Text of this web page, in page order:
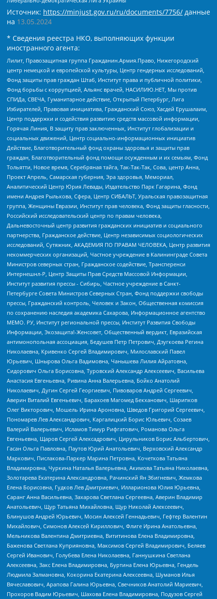
Источник: https://minjust.gov.ru/ru/documents/7756/ данные
на 13.05.2024
* Сведения реестра НКО, выполняющих функции
иностранного агента:
Лилит, Правозащитная группа Гражданин.Армия.Право, Нижегородский
центр немецкой и европейской культуры, Центр гендерных исследований,
Фонд защиты прав граждан Штаб, Институт права и публичной политики,
Фонд борьбы с коррупцией, Альянс врачей, НАСИЛИЮ.НЕТ, Мы против
СПИДа, СВЕЧА, Гуманитарное действие, Открытый Петербург, Лига
Избирателей, Правовая инициатива, Гражданский Союз, Хасдей Ерушалаим,
Центр поддержки и содействия развитию средств массовой информации,
Горячая Линия, В защиту прав заключенных, Институт глобализации и
социальных движений, Центр социально-информационных инициатив
Действие, Благотворительный фонд охраны здоровья и защиты прав
граждан, Благотворительный фонд помощи осужденным и их семьям, Фонд
Тольятти, Новое время, Серебряная тайга, Так-Так-Так, Сова, центр Анна,
Проект Апрель, Самарская губерния, Эра здоровья, Мемориал,
Аналитический Центр Юрия Левады, Издательство Парк Гагарина, Фонд
имени Андрея Рылькова, Сфера, Центр СИБАЛЬТ, Уральская правозащитная
группа, Женщины Евразии, Институт прав человека, Фонд защиты гласности,
Российский исследовательский центр по правам человека,
Дальневосточный центр развития гражданских инициатив и социального
партнерства, Гражданское действие, Центр независимых социологических
исследований, Сутяжник, АКАДЕМИЯ ПО ПРАВАМ ЧЕЛОВЕКА, Центр развития
некоммерческих организаций, Частное учреждение в Калининграде Совета
Министров северных стран, Гражданское содействие, Трансперенси
Интернешнл-Р, Центр Защиты Прав Средств Массовой Информации,
Институт развития прессы - Сибирь, Частное учреждение в Санкт-
Петербурге Совета Министров Северных Стран, Фонд поддержки свободы
прессы, Гражданский контроль, Человек и Закон, Общественная комиссия
по сохранению наследия академика Сахарова, Информационное агентство
МЕМО. РУ, Институт региональной прессы, Институт Развития Свободы
Информации, Экозащита!-Женсовет, Общественный вердикт, Евразийская
антимонопольная ассоциация, Бедушев Петр Петрович, Дзугкоева Регина
Николаевна, Кривенко Сергей Владимирович, Милославский Павел
Юрьевич, Шнырова Ольга Вадимовна, Чанышева Лилия Айратовна,
Сидорович Ольга Борисовна, Туровский Александр Алексеевич, Васильева
Анастасия Евгеньевна, Ривина Анна Валерьевна, Бойко Анатолий
Николаевич, Дугин Сергей Георгиевич, Пивоваров Андрей Сергеевич,
Аверин Виталий Евгеньевич, Барахоев Магомед Бекханович, Шарипков
Олег Викторович, Мошель Ирина Ароновна, Шведов Григорий Сергеевич,
Пономарев Лев Александрович, Каргалицкий Борис Юльевич, Созаев
Валерий Валерьевич, Исламов Тимур Рифгатович, Романова Ольга
Евгеньевна, Щаров Сергей Алексадрович, Цирульников Борис Альбертович,
Гасан Ольга Павловна, Паутов Юрий Анатольевич, Верховский Александр
Маркович, Пислакова-Паркер Марина Петровна, Кочеткова Татьяна
Владимировна, Чуркина Наталья Валерьевна, Акимова Татьяна Николаевна,
Золотарева Екатерина Александровна, Рачинский Ян Збигневич, Жемкова
Елена Борисовна, Гудков Лев Дмитриевич, Илларионова Юлия Юрьевна,
Саранг Анна Васильевна, Захарова Светлана Сергеевна, Аверин Владимир
Анатольевич, Щур Татьяна Михайловна, Щур Николай Алексеевич,
Блинушов Андрей Юрьевич, Мосин Алексей Геннадьевич, Гефтер Валентин
Михайлович, Симонов Алексей Кириллович, Флиге Ирина Анатольевна,
Мельникова Валентина Дмитриевна, Вититинова Елена Владимировна,
Баженова Светлана Куприяновна, Максимов Сергей Владимирович, Беляев
Сергей Иванович, Голубева Елена Николаевна, Ганнушкина Светлана
Алексеевна, Закс Елена Владимировна, Буртина Елена Юрьевна, Гендель
Людмила Залмановна, Кокорина Екатерина Алексеевна, Шуманов Илья
Вячеславович, Арапова Галина Юрьевна, Свечников Анатолий Мариевич,
Прохоров Вадим Юрьевич, Шахова Елена Владимировна, Подузов Сергей